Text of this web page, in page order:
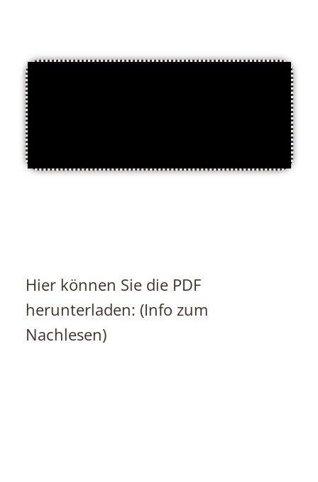
Hier können Sie die PDF
herunterladen: (Info zum
Nachlesen)